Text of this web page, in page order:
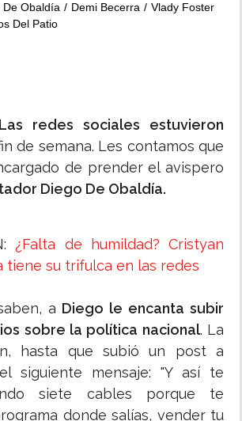
De Obaldía Demi Becerra
Vlady Foster
Del Patio
Las redes sociales estuvieron
de semana. Les contamos que
de prender el avispero
Diego De Obaldía.
¿Falta de humildad? Cristyan
tiene su trifulca en las redes
a Diego le encanta subir
sobre la política nacional. La
hasta que subió un post a
siguiente mensaje: "Y así te
siete cables porque te
donde salías, vender tu